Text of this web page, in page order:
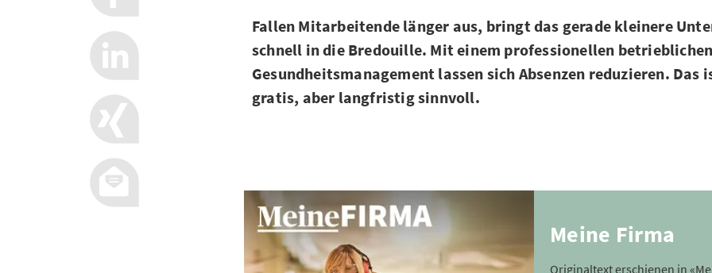
Fallen Mitarbeitende länger aus, bringt das gerade kleinere
schnell in die Bredouille. Mit einem professionellen betrieblichen
Gesundheitsmanagement lassen sich Absenzen reduzieren. Das
gratis, aber langfristig sinnvoll.
Meine Firma
Originaltext erschienen in